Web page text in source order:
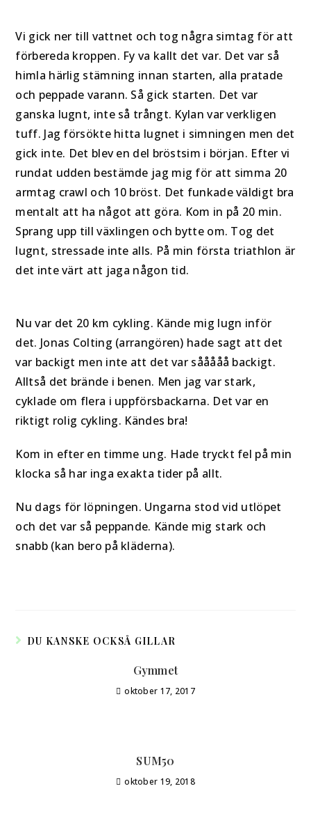
Vi gick ner till vattnet och tog några simtag för att
förbereda kroppen. Fy va kallt det var. Det var så
himla härlig stämning innan starten, alla pratade
och peppade varann. Så gick starten. Det var
ganska lugnt, inte så trångt. Kylan var verkligen
tuff. Jag försökte hitta lugnet i simningen men det
gick inte. Det blev en del bröstsim i början. Efter vi
rundat udden bestämde jag mig för att simma 20
armtag crawl och 10 bröst. Det funkade väldigt bra
mentalt att ha något att göra. Kom in på 20 min.
Sprang upp till växlingen och bytte om. Tog det
lugnt, stressade inte alls. På min första triathlon är
det inte värt att jaga någon tid.
Nu var det 20 km cykling. Kände mig lugn inför
det. Jonas Colting (arrangören) hade sagt att det
var backigt men inte att det var sååååå backigt.
Alltså det brände i benen. Men jag var stark,
cyklade om flera i uppförsbackarna. Det var en
riktigt rolig cykling. Kändes bra!
Kom in efter en timme ung. Hade tryckt fel på min
klocka så har inga exakta tider på allt.
Nu dags för löpningen. Ungarna stod vid utlöpet
och det var så peppande. Kände mig stark och
snabb (kan bero på kläderna).
DU KANSKE OCKSÅ GILLAR
Gymmet
oktober 17, 2017
SUM50
oktober 19, 2018